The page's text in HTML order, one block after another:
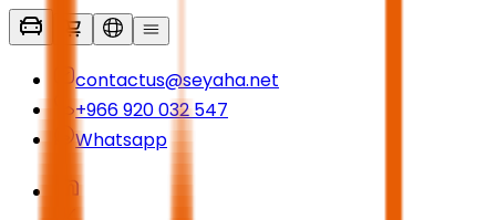
contactus@seyaha.net
+966 920 032 547
Whatsapp